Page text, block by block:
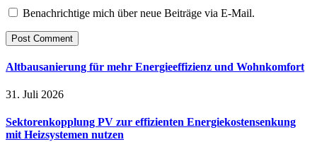
Benachrichtige mich über neue Beiträge via E-Mail.
Altbausanierung für mehr Energieeffizienz und Wohnkomfort
31. Juli 2026
Sektorenkopplung PV zur effizienten Energiekostensenkung
mit Heizsystemen nutzen